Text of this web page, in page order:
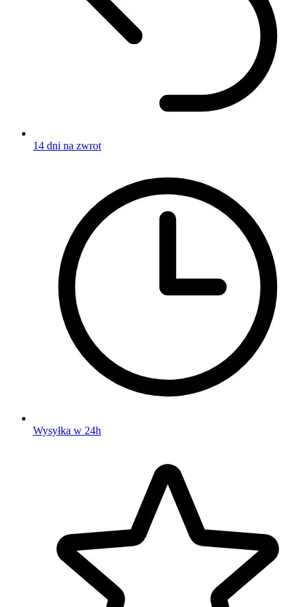
14 dni na zwrot
Wysyłka w 24h